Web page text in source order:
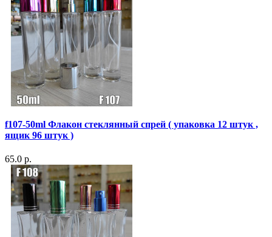
f107-50ml Флакон стеклянный спрей ( упаковка 12 штук ,
ящик 96 штук )
65.0 р.